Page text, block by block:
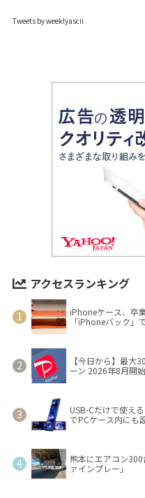
Tweets by weeklyascii
アクセスランキング
iPhoneケース、卒
「iPhoneバック」
【今日から】最大
ーン 2026年8月開
USB-Cだけで使え
でPCケース内にも
熊本にエアコン
ァインプレー」